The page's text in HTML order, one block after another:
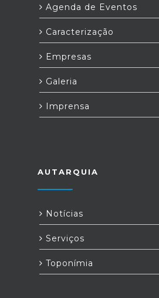
Agenda de Eventos
Caracterização
Empresas
Galeria
Imprensa
AUTARQUIA
Notícias
Serviços
Toponímia